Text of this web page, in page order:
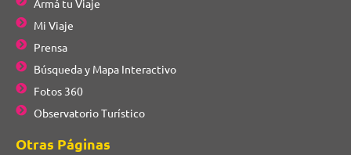
Armá tu Viaje
Mi Viaje
Prensa
Búsqueda y Mapa Interactivo
Fotos 360
Observatorio Turístico
Otras Páginas